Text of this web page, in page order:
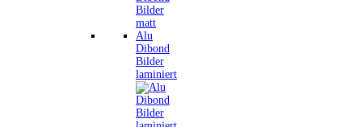
Alu
Dibond
Bilder
laminiert